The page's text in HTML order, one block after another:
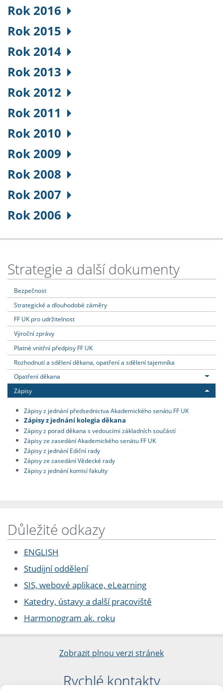
Rok 2016
Rok 2015
Rok 2014
Rok 2013
Rok 2012
Rok 2011
Rok 2010
Rok 2009
Rok 2008
Rok 2007
Rok 2006
Strategie a další dokumenty
Bezpečnost
Strategické a dlouhodobé záměry
FF UK pro udržitelnost
Výroční zprávy
Platné vnitřní předpisy FF UK
Rozhodnutí a sdělení děkana, opatření a sdělení tajemníka
Opatření děkana
Zápisy
Zápisy z jednání předsednictva Akademického senátu FF UK
Zápisy z jednání kolegia děkana
Zápisy z porad děkana s vedoucími základních součástí
Zápisy ze zasedání Akademického senátu FF UK
Zápisy z jednání Ediční rady
Zápisy ze zasedání Vědecké rady
Zápisy z jednání komisí fakulty
Důležité odkazy
ENGLISH
Studijní oddělení
SIS, webové aplikace, eLearning
Katedry, ústavy a další pracoviště
Harmonogram ak. roku
Zobrazit plnou verzi stránek
Rychlé kontakty